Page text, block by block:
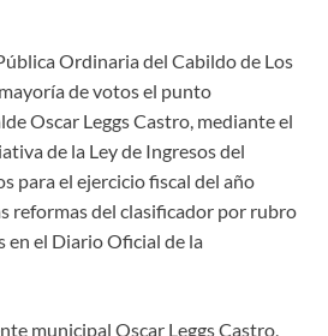
Ordinaria del Cabildo de Los
de votos el punto
Oscar Leggs Castro, mediante el
de la Ley de Ingresos del
para el ejercicio fiscal del año
reformas del clasificador por rubro
en el Diario Oficial de la
municipal Oscar Leggs Castro,